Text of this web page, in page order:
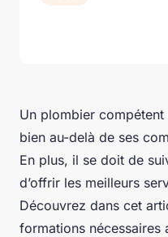
Un plombier
bien au-delà de ses
En plus, il se doit de
d’offrir les meilleurs
Découvrez dans cet
formations nécessaires